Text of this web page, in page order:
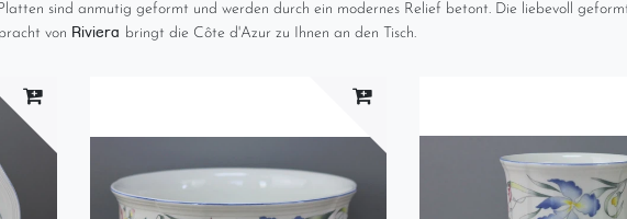
sind anmutig geformt und werden durch ein modernes Relief betont. Die liebevoll
von Riviera bringt die Côte d'Azur zu Ihnen an den Tisch.